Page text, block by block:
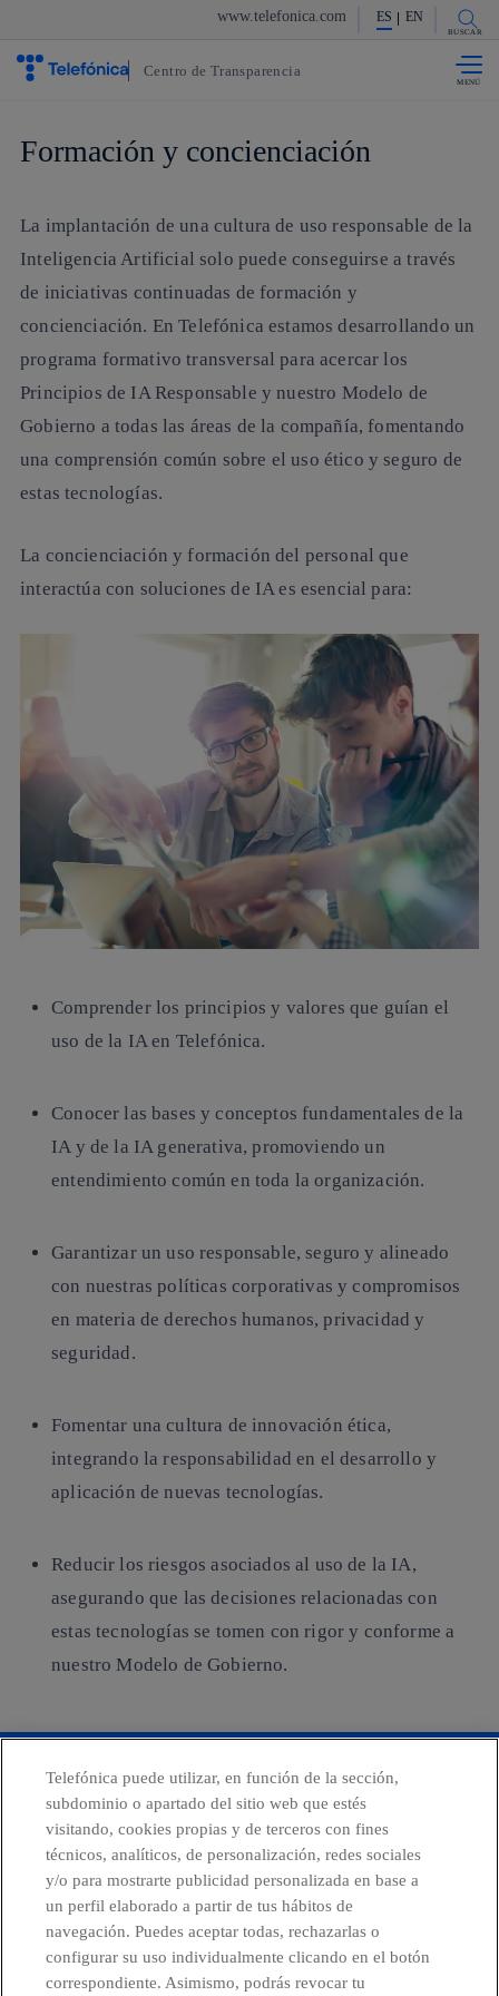
Saltar alwww.telefonica.com ES EN
BUSCAR
Centro de Transparencia
Formación y concienciación
La implantación de una cultura de uso responsable de la
Inteligencia Artificial solo puede conseguirse a través
de iniciativas continuadas de formación y
concienciación. En Telefónica estamos desarrollando un
programa formativo transversal para acercar los
Principios de IA Responsable y nuestro Modelo de
Gobierno a todas las áreas de la compañía, fomentando
una comprensión común sobre el uso ético y seguro de
estas tecnologías.
La concienciación y formación del personal que
interactúa con soluciones de IA es esencial para:
Comprender los principios y valores que guían el
uso de la IA en Telefónica.
Conocer las bases y conceptos fundamentales de la
IA y de la IA generativa, promoviendo un
entendimiento común en toda la organización.
Garantizar un uso responsable, seguro y alineado
con nuestras políticas corporativas y compromisos
en materia de derechos humanos, privacidad y
seguridad.
Fomentar una cultura de innovación ética,
integrando la responsabilidad en el desarrollo y
aplicación de nuevas tecnologías.
Reducir los riesgos asociados al uso de la IA,
asegurando que las decisiones relacionadas con
estas tecnologías se tomen con rigor y conforme a
nuestro Modelo de Gobierno.
Centro Global de Transparencia
facebook linkedin twitter instagram
Telefónica puede utilizar, en función de la sección,
subdominio o apartado del sitio web que estés
visitando, cookies propias y de terceros con fines
técnicos, analíticos, de personalización, redes sociales
y/o para mostrarte publicidad personalizada en base a
un perfil elaborado a partir de tus hábitos de
navegación. Puedes aceptar todas, rechazarlas o
configurar su uso individualmente clicando en el botón
correspondiente. Asimismo, podrás revocar tu